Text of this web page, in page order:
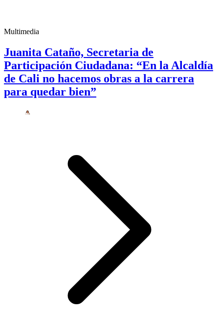
Multimedia
Juanita Cataño, Secretaria de
Participación Ciudadana: “En la Alcaldía
de Cali no hacemos obras a la carrera
para quedar bien”